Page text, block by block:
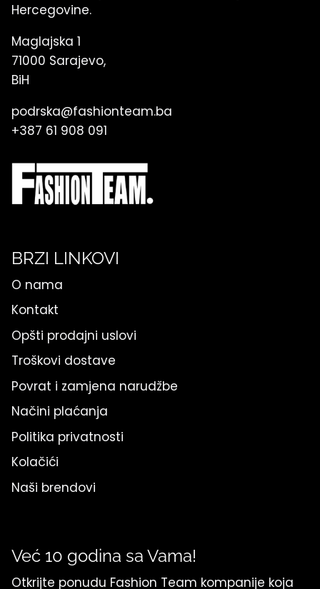
Hercegovine.
Maglajska 1
71000 Sarajevo,
BiH
podrska@fashionteam.ba
+387 61 908 091
BRZI LINKOVI
O nama
Kontakt
Opšti prodajni uslovi
Troškovi dostave
Povrat i zamjena narudžbe
Načini plaćanja
Politika privatnosti
Kolačići
Naši brendovi
Već 10 godina sa Vama!
Otkrijte ponudu Fashion Team kompanije koja